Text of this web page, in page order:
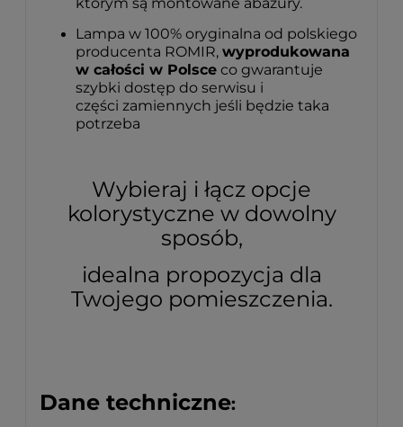
Lampa w 100% oryginalna od polskiego
producenta ROMIR, wyprodukowana
w całości w Polsce co gwarantuje
szybki dostęp do serwisu i
części zamiennych jeśli będzie taka
potrzeba
Wybieraj i łącz opcje
kolorystyczne w dowolny
sposób,
idealna propozycja dla
Twojego pomieszczenia.
Dane techniczne: